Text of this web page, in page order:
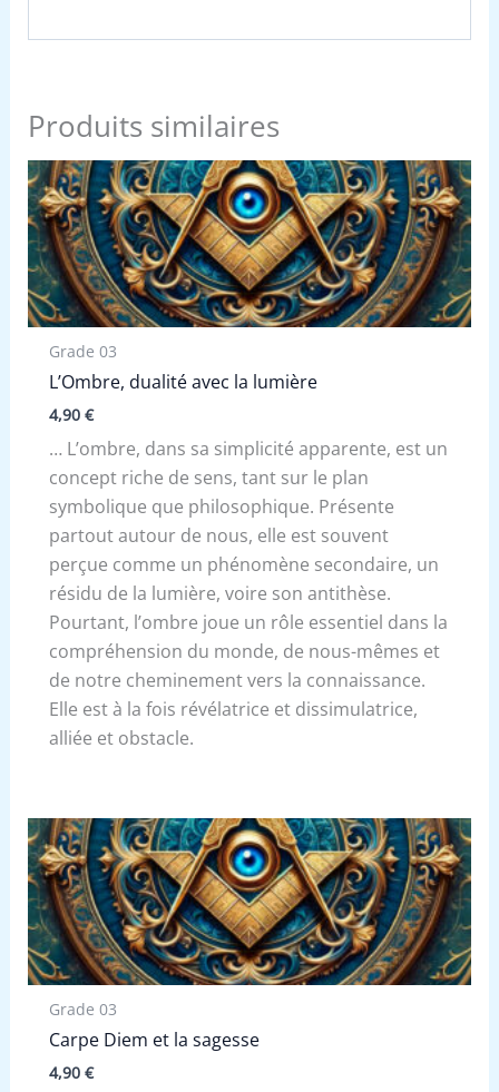
Produits similaires
Grade 03
L’Ombre, dualité avec la lumière
4,90 €
… L’ombre, dans sa simplicité apparente, est un
concept riche de sens, tant sur le plan
symbolique que philosophique. Présente
partout autour de nous, elle est souvent
perçue comme un phénomène secondaire, un
résidu de la lumière, voire son antithèse.
Pourtant, l’ombre joue un rôle essentiel dans la
compréhension du monde, de nous-mêmes et
de notre cheminement vers la connaissance.
Elle est à la fois révélatrice et dissimulatrice,
alliée et obstacle.
Grade 03
Carpe Diem et la sagesse
4,90 €